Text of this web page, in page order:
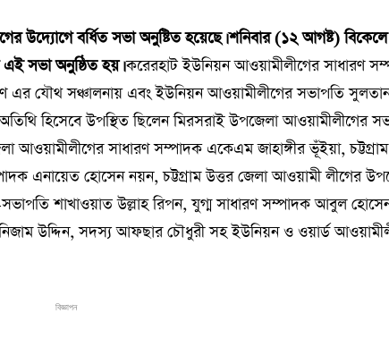
উদ্যোগে বর্ধিত সভা অনুষ্টিত হয়েছে। শনিবার (১২ আগষ্ট) বিকেলে
সভা অনুষ্ঠিত হয়।করেরহাট ইউনিয়ন আওয়ামীলীগের সাধারণ
এর যৌথ সঞ্চালনায় এবং ইউনিয়ন আওয়ামীলীগের সভাপতি
হিসেবে উপস্থিত ছিলেন মিরসরাই উপজেলা আওয়ামীলীগের
আওয়ামীলীগের সাধারণ সম্পাদক একেএম জাহাঙ্গীর ভূঁইয়া,
এনায়েত হোসেন নয়ন, চট্টগ্রাম উত্তর জেলা আওয়ামী লীগের
শাখাওয়াত উল্লাহ রিপন, যুগ্ম সাধারণ সম্পাদক আবুল
উদ্দিন, সদস্য আফছার চৌধুরী সহ ইউনিয়ন ও ওয়ার্ড
বিজ্ঞাপন